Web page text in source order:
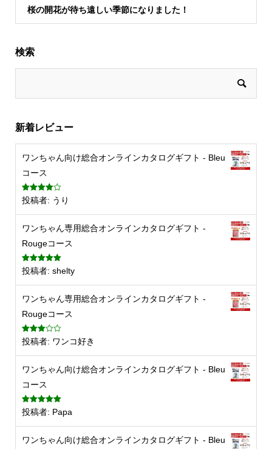
桜の開花が待ち遠しい季節になりました！
検索
新着レビュー
ワンちゃん向け総合オンラインカタログギフト - Bleu
コース
5段階中4
の評価
投稿者: うり
ワンちゃん専用総合オンラインカタログギフト -
Rougeコース
5段階中5 の
評価
投稿者: shelty
ワンちゃん専用総合オンラインカタログギフト -
Rougeコース
5段階
中3の
投稿者: ワンコ好き
ワンちゃん向け総合オンラインカタログギフト - Bleu
コース
5段階中5 の
評価
投稿者: Papa
ワンちゃん向け総合オンラインカタログギフト - Bleu